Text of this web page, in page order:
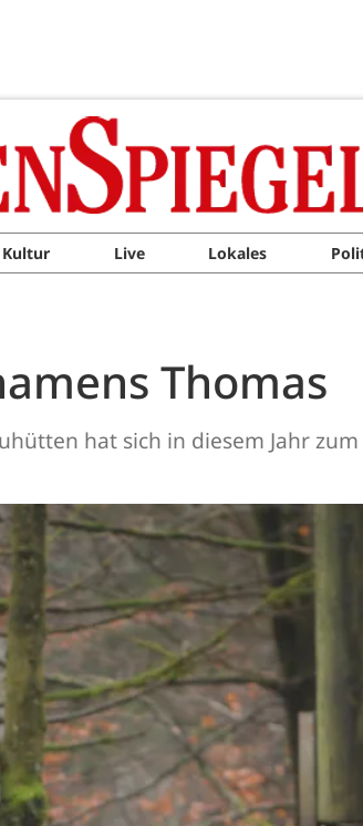
Live Lokales
Thomas
hat sich in diesem Jahr